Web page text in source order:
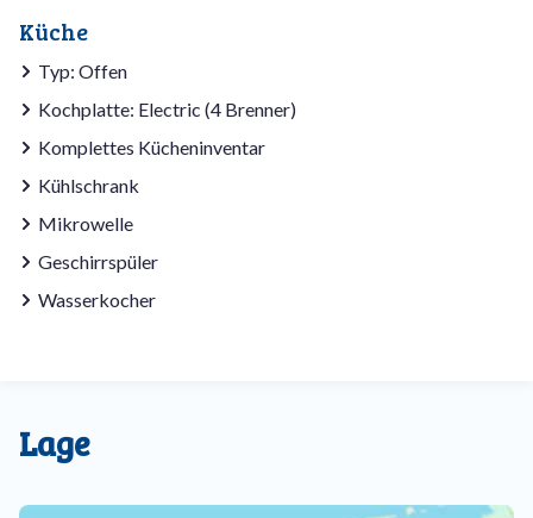
Küche
Typ: Offen
Kochplatte: Electric (4 Brenner)
Komplettes Kücheninventar
Kühlschrank
Mikrowelle
Geschirrspüler
Wasserkocher
Lage